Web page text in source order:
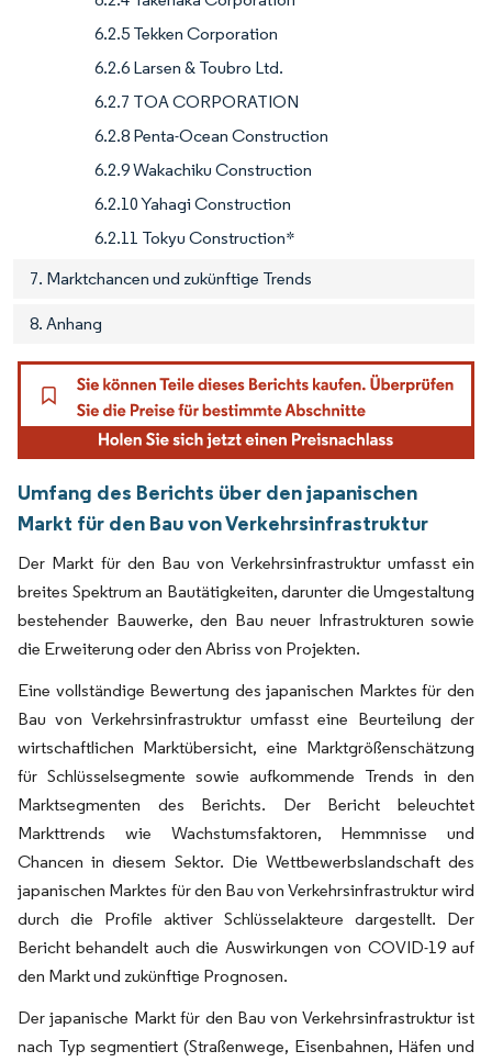
6.2.5 Tekken Corporation
6.2.6 Larsen & Toubro Ltd.
6.2.7 TOA CORPORATION
6.2.8 Penta-Ocean Construction
6.2.9 Wakachiku Construction
6.2.10 Yahagi Construction
6.2.11 Tokyu Construction*
7. Marktchancen und zukünftige Trends
8. Anhang
Umfang des Berichts über den japanischen
Markt für den Bau von Verkehrsinfrastruktur
Der Markt für den Bau von Verkehrsinfrastruktur umfasst ein
breites Spektrum an Bautätigkeiten, darunter die Umgestaltung
bestehender Bauwerke, den Bau neuer Infrastrukturen sowie
die Erweiterung oder den Abriss von Projekten.
Eine vollständige Bewertung des japanischen Marktes für den
Bau von Verkehrsinfrastruktur umfasst eine Beurteilung der
wirtschaftlichen Marktübersicht, eine Marktgrößenschätzung
für Schlüsselsegmente sowie aufkommende Trends in den
Marktsegmenten des Berichts. Der Bericht beleuchtet
Markttrends wie Wachstumsfaktoren, Hemmnisse und
Chancen in diesem Sektor. Die Wettbewerbslandschaft des
japanischen Marktes für den Bau von Verkehrsinfrastruktur wird
durch die Profile aktiver Schlüsselakteure dargestellt. Der
Bericht behandelt auch die Auswirkungen von COVID-19 auf
den Markt und zukünftige Prognosen.
Der japanische Markt für den Bau von Verkehrsinfrastruktur ist
nach Typ segmentiert (Straßenwege, Eisenbahnen, Häfen und